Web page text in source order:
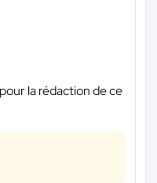
la rédaction de ce